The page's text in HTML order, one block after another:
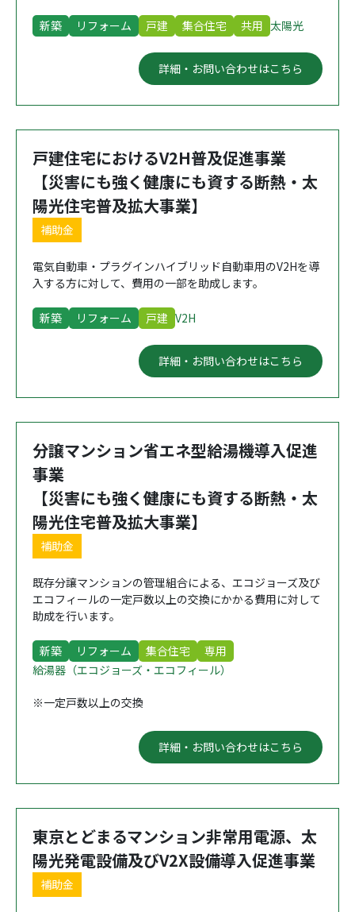
新築 リフォーム 戸建 集合住宅 共用 太陽光
詳細・お問い合わせはこちら
戸建住宅におけるV2H普及促進事業
【災害にも強く健康にも資する断熱・太
陽光住宅普及拡大事業】
補助金
電気自動車・プラグインハイブリッド自動車用のV2Hを導
入する方に対して、費用の一部を助成します。
新築 リフォーム 戸建 V2H
詳細・お問い合わせはこちら
分譲マンション省エネ型給湯機導入促進
事業
【災害にも強く健康にも資する断熱・太
陽光住宅普及拡大事業】
補助金
既存分譲マンションの管理組合による、エコジョーズ及び
エコフィールの一定戸数以上の交換にかかる費用に対して
助成を行います。
新築 リフォーム 集合住宅
専用
給湯器（エコジョーズ・エコフィール）
※一定戸数以上の交換
詳細・お問い合わせはこちら
東京とどまるマンション非常用電源、太
陽光発電設備及びV2X設備導入促進事業
補助金